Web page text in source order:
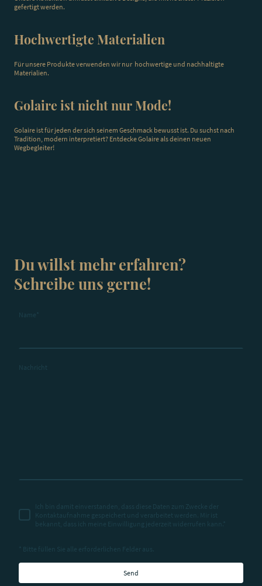
gefertigt werden.
Hochwertigte Materialien
Für unsere Produkte verwenden wir nur hochwertige und nachhaltigte
Materialien.
Golaire ist nicht nur Mode!
Golaire ist für jeden der sich seinem Geschmack bewusst ist. Du suchst nach
Tradition, modern interpretiert? Entdecke Golaire als deinen neuen
Wegbegleiter!
Du willst mehr erfahren?
Schreibe uns gerne!
Name *
Nachricht
Ich bin damit einverstanden, dass diese Daten zum Zwecke der
Kontaktaufnahme gespeichert und verarbeitet werden. Mir ist
bekannt, dass ich meine Einwilligung jederzeit widerrufen kann. *
* Bitte füllen Sie alle erforderlichen Felder aus.
Send